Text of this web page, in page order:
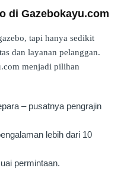
di Gazebokayu.com
tapi hanya sedikit
dan layanan pelanggan.
menjadi pilihan
– pusatnya pengrajin
lebih dari 10
permintaan.